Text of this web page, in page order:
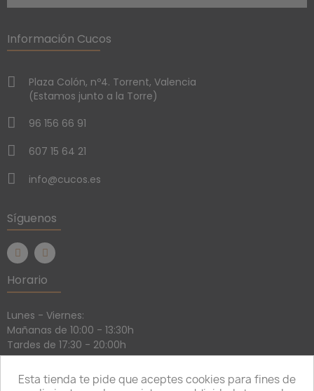
Información Cucos
Plaza Colón, nº4. Torrent, Valencia
(Estamos junto a la Torre)
96 156 66 91
607 15 64 21
info@cucos.es
Síguenos
Horario
Lunes - Viernes:
Mañanas de 10:00 - 13:30h
Tardes de 17:30 - 20:00h
Mañanas de 10:30 - 13:30h
Esta tienda te pide que aceptes cookies para fines de